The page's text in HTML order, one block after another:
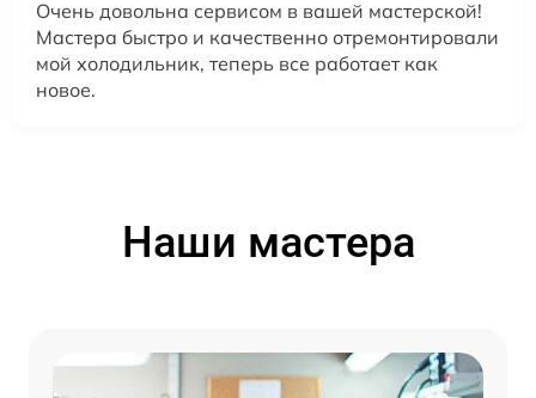
Очень довольна сервисом в вашей мастерской!
Мастера быстро и качественно отремонтировали
мой холодильник, теперь все работает как
новое.
Наши мастера